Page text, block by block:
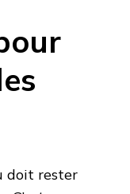
doit rester